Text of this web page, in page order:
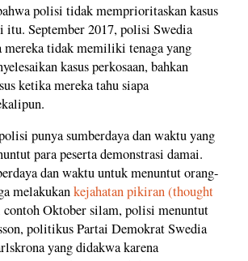
polisi tidak memprioritaskan kasus
itu. September 2017, polisi Swedia
mereka tidak memiliki tenaga yang
kasus perkosaan, bahkan
ketika mereka tahu siapa
punya sumberdaya dan waktu yang
para peserta demonstrasi damai.
dan waktu untuk menuntut orang-
melakukankejahatan pikiran (thought
contoh Oktober silam, polisi menuntut
politikus Partai Demokrat Swedia
yang didakwa karena